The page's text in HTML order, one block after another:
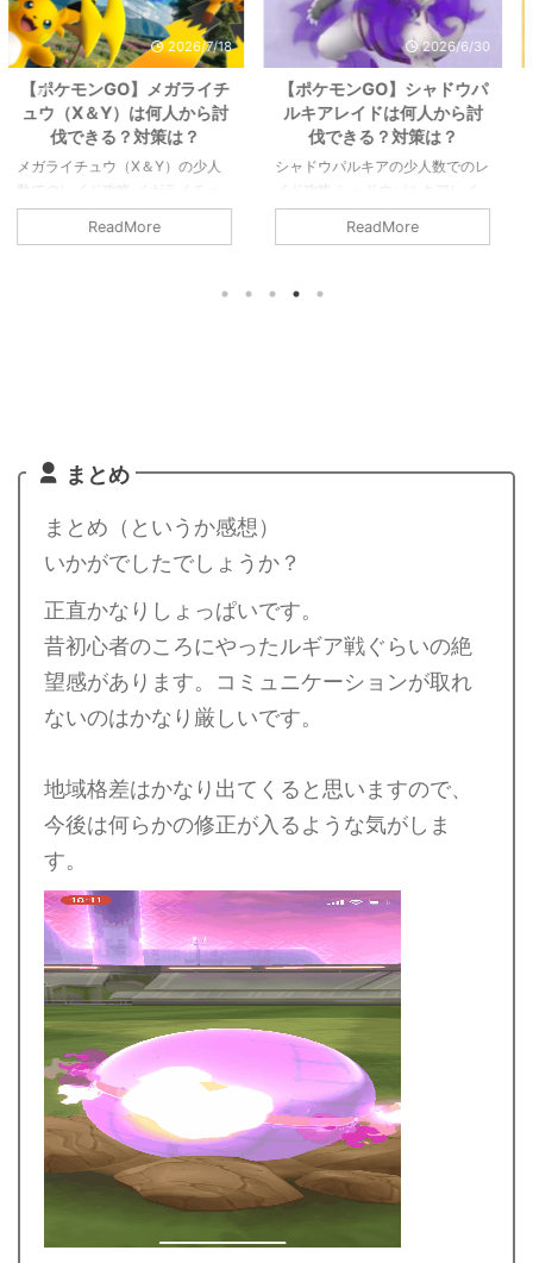
2026/6/30
【ポケモンGO】シャドウパ
ルキアレイドは何人から討
伐できる？対策は？
シャドウパルキアの少人数でのレ
イド攻略 シャドウパルキアレイ
ドの対策や感想など。シャドウパ
ルキアは2人で討伐可能です。条
シャドウパルキアの高固体は何体
いきたいと思います。詳細につい
シ ...
ReadMore
2026/6/26
【ポケモンGO】メガエアー
ムドレイドは何人から討伐
できる？対策は？
メガエアームドの少人数でのレイ
ド攻略 メガエアームドの最低討
伐人数は8人以上です。シールド
を破るのが8人であって、参加者
での考察からの推測となります。
ReadMore
まとめ
まとめ（というか感想）
いかがでしたでしょうか？
正直かなりしょっぱいです。
昔初心者のころにやったルギア戦ぐらいの絶
望感があります。コミュニケーションが取れ
ないのはかなり厳しいです。
地域格差はかなり出てくると思いますので、
今後は何らかの修正が入るような気がしま
す。